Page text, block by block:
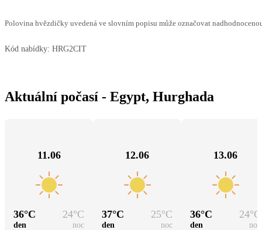
Polovina hvězdičky uvedená ve slovním popisu může označovat
Kód nabídky: HRG2CIT
Aktuální počasí - Egypt, Hurghada
11.06
36°C 24°C
den noc
12.06
37°C 25°C
den noc
13.06
36°C 24°C
den noc